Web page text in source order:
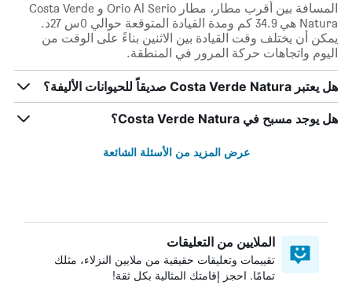
المسافة بين أقرب مطار، مطار Orio Al Serio و Costa Verde
Natura هي 34.9 كم ومدة القيادة المتوقعة حوالي 0س 27د.
يمكن أن يختلف وقت القيادة بين الاثنين بناءً على الوقت من
اليوم واتجاهات حركة المرور في المنطقة.
هل يعتبر Costa Verde Natura صديقاً للحيوانات الأليفة؟
هل يوجد مسبح في Costa Verde Natura؟
عرض المزيد من الأسئلة الشائعة
الملايين من التعليقات
تقييمات وتعليقات حقيقية من ملايين النزلاء، مثلك
تمامًا. احجز إقامتك المثالية بكل ثقة!